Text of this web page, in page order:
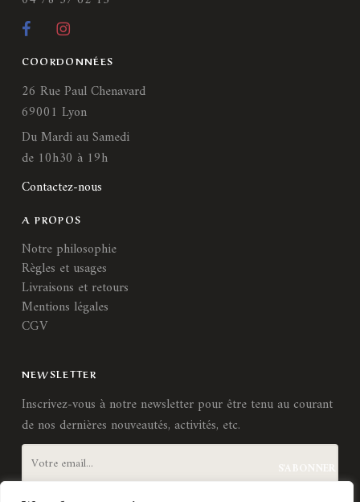
COORDONNÉES
26 Rue Paul Chenavard
69001 Lyon
Du Mardi au Samedi
de 10h30 à 19h
Contactez-nous
A PROPOS
Notre philosophie
Règles et usages
Livraisons et retours
Mentions légales
CGV
NEWSLETTER
Inscrivez-vous à notre newsletter pour être tenu au courant
de nos dernières nouveautés, activités, etc.